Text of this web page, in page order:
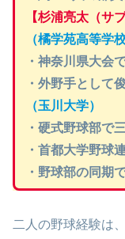
【杉浦亮太（サ
（橘学苑高等学校
・神奈川県大会
・外野手として
（玉川大学）
・硬式野球部で
・首都大学野球
・野球部の同期
二人の野球経験は